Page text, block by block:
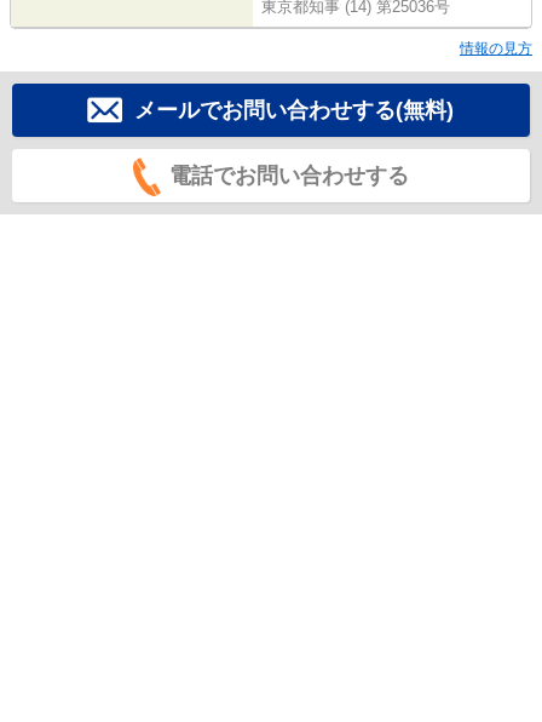
東京都知事 (14) 第25036号
情報の見方
メールでお問い合わせする(無料)
電話でお問い合わせする